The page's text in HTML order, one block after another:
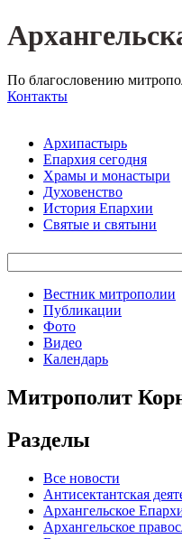
По благословению
Контакты
Архипастырь
Епархия сегодня
Храмы и монастыри
Духовенство
История Епархии
Святые и святыни
Вестник митрополии
Публикации
Фото
Видео
Календарь
Митрополит
Разделы
Все новости
Антисектантская
Архангельское
Архангельское